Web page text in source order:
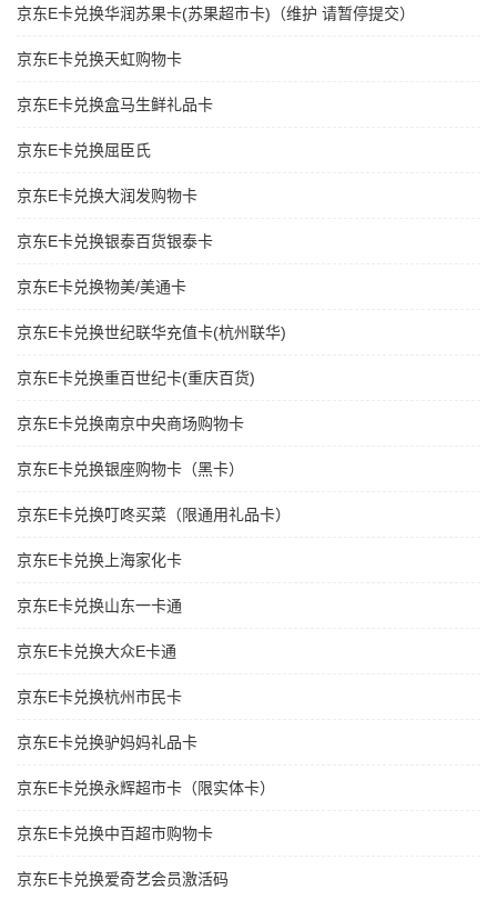
京东E卡兑换华润苏果卡(苏果超市卡)（维护 请暂停提交）
京东E卡兑换天虹购物卡
京东E卡兑换盒马生鲜礼品卡
京东E卡兑换屈臣氏
京东E卡兑换大润发购物卡
京东E卡兑换银泰百货银泰卡
京东E卡兑换物美/美通卡
京东E卡兑换世纪联华充值卡(杭州联华)
京东E卡兑换重百世纪卡(重庆百货)
京东E卡兑换南京中央商场购物卡
京东E卡兑换银座购物卡（黑卡）
京东E卡兑换叮咚买菜（限通用礼品卡）
京东E卡兑换上海家化卡
京东E卡兑换山东一卡通
京东E卡兑换大众E卡通
京东E卡兑换杭州市民卡
京东E卡兑换驴妈妈礼品卡
京东E卡兑换永辉超市卡（限实体卡）
京东E卡兑换中百超市购物卡
京东E卡兑换爱奇艺会员激活码